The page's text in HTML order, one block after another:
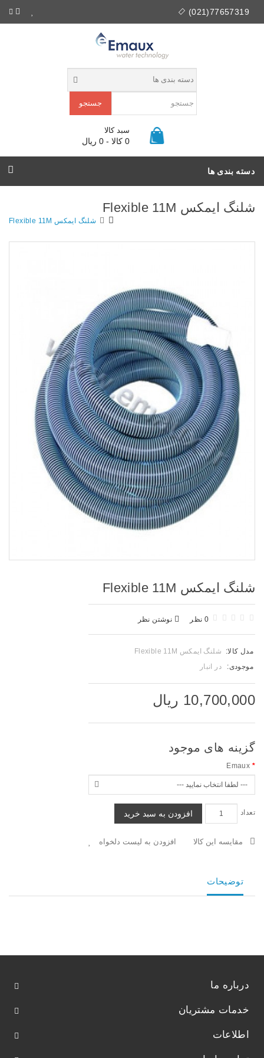
77657319(021)
جستجو
سبد کالا
0 کالا - 0 ریال
دسته بندی ها
شلنگ ایمکس Flexible 11M
شلنگ ایمکس Flexible 11M
شلنگ ایمکس Flexible 11M
0 نظر نوشتن نظر
مدل کالا:
شلنگ ایمکس Flexible 11M
موجودی:
در انبار
10,700,000 ریال
گزینه های موجود
Emaux
تعداد افزودن به سبد خرید
افزودن به لیست دلخواه مقایسه این کالا
توضیحات
درباره ما
خدمات مشتریان
اطلاعات